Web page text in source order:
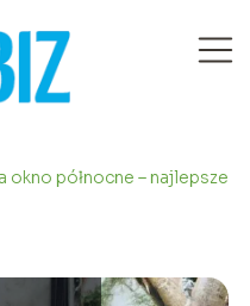
okno północne – najlepsze